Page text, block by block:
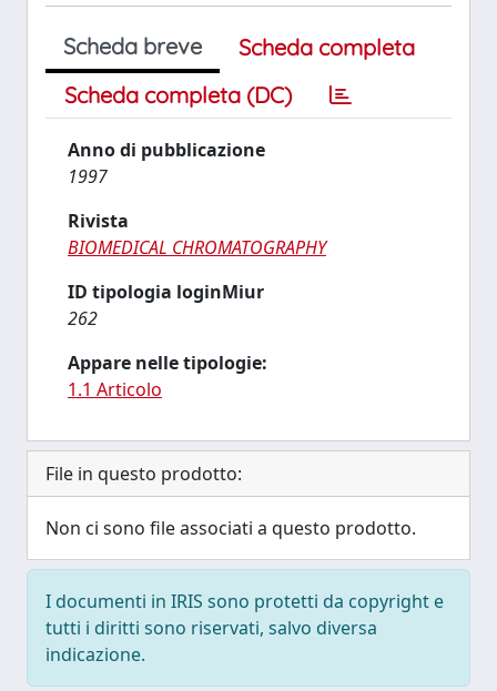
Scheda breve
Scheda completa
Scheda completa (DC)
Anno di pubblicazione
1997
Rivista
BIOMEDICAL CHROMATOGRAPHY
ID tipologia loginMiur
262
Appare nelle tipologie:
1.1 Articolo
File in questo prodotto:
Non ci sono file associati a questo prodotto.
I documenti in IRIS sono protetti da copyright e
tutti i diritti sono riservati, salvo diversa
indicazione.